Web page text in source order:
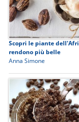
Scopri le piante
rendono più belle
Anna Simone